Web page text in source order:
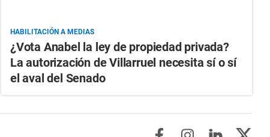
HABILITACIÓN A MEDIAS
¿Vota Anabel la ley de propiedad privada?
La autorización de Villarruel necesita sí o sí
el aval del Senado